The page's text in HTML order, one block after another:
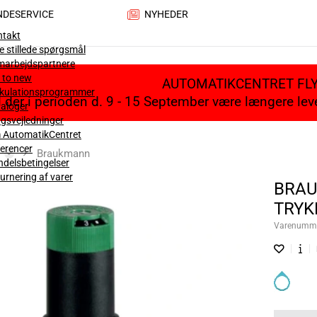
stillede spørgsmål
to new
AutomatikCentret
af varer
NYHEDER
AUTOMATIKCENTRET
der i perioden d. 9 - 15 September være længere
Braukmann